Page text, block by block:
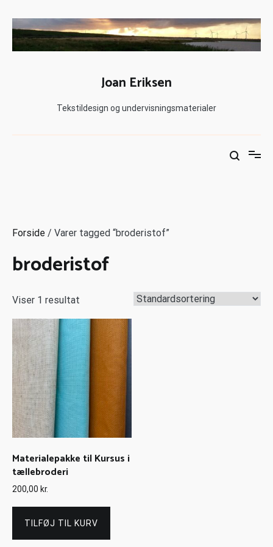
Joan Eriksen
Tekstildesign og undervisningsmaterialer
Forside / Varer tagged “broderistof”
broderistof
Viser 1 resultat
Materialepakke til Kursus i
tællebroderi
200,00 kr.
TILFØJ TIL KURV